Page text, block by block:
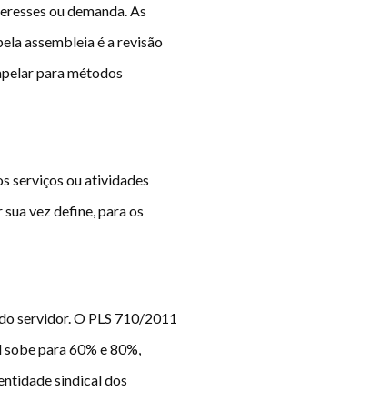
ou demanda. As
assembleia é a revisão
para métodos
serviços ou atividades
vez define, para os
servidor. O PLS 710/2011
para 60% e 80%,
sindical dos